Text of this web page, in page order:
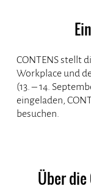
CONTENS stellt
Workplace und
(13. – 14.
eingeladen,
besuchen.
Über die